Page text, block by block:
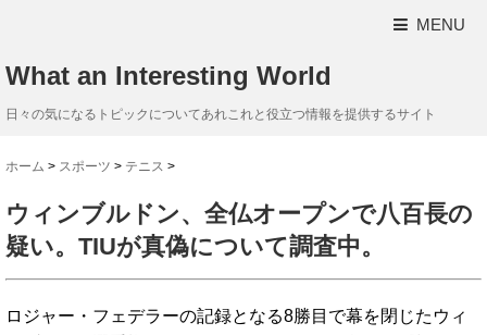
MENU
What an Interesting World
日々の気になるトピックについてあれこれと役立つ情報を提供するサイト
ホーム > スポーツ > テニス >
ウィンブルドン、全仏オープンで八百長の
疑い。TIUが真偽について調査中。
ロジャー・フェデラーの記録となる8勝目で幕を閉じたウィ